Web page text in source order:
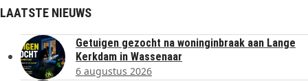
LAATSTE NIEUWS
Getuigen gezocht na woninginbraak aan Lange
Kerkdam in Wassenaar
6 augustus 2026